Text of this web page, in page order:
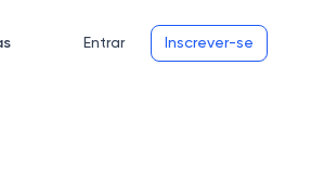
Entrar Inscrever-se